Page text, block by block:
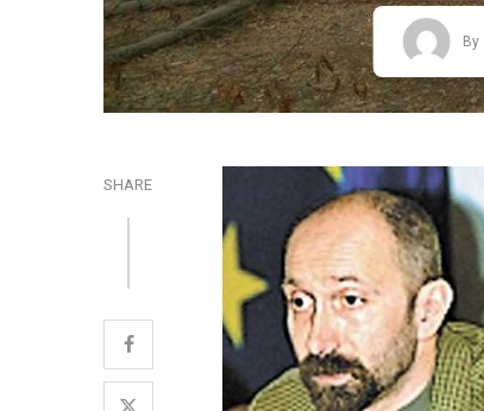
By
SHARE